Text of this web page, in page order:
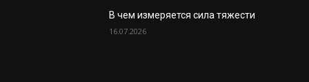
В чем измеряется сила тяжести
16.07.2026